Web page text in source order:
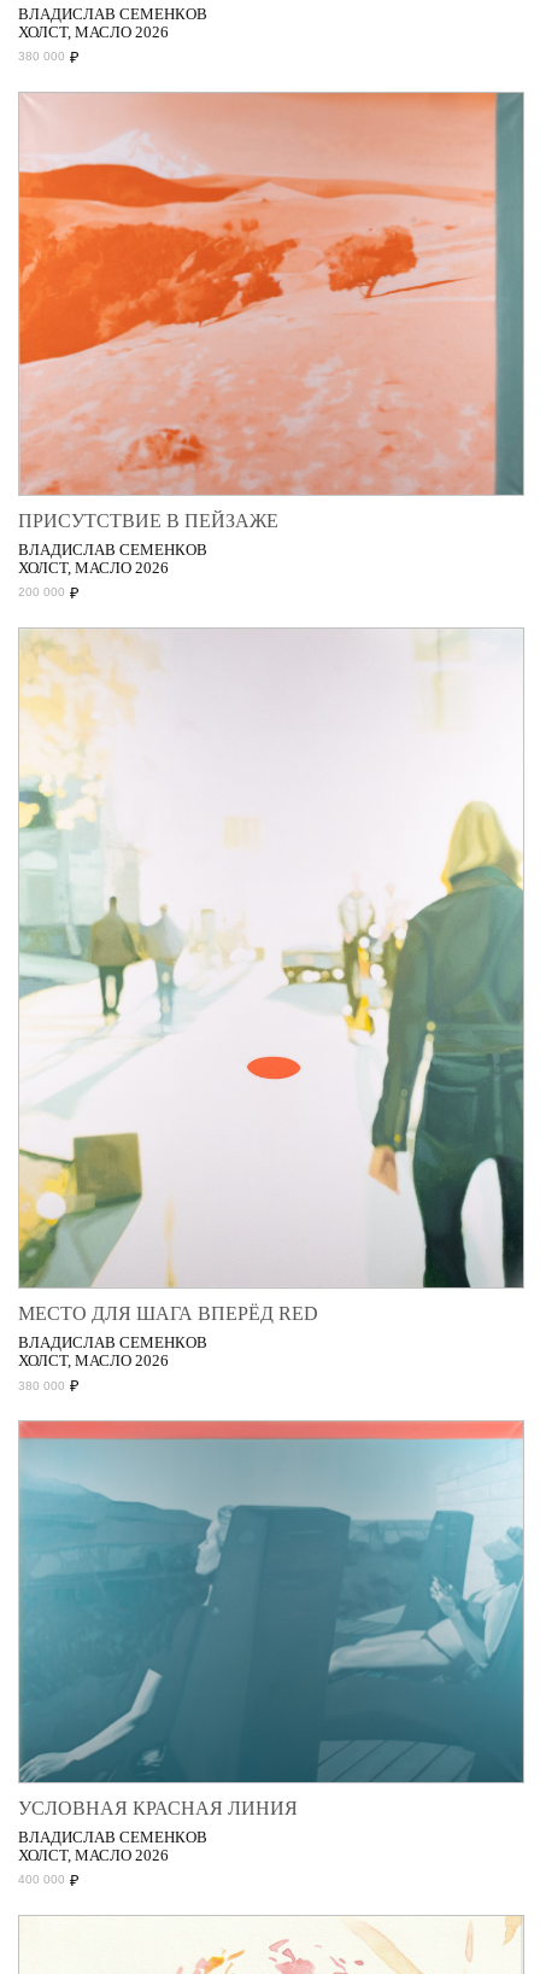
ВЛАДИСЛАВ СЕМЕНКОВ
ХОЛСТ, МАСЛО 2026
380 000 ₽
ПРИСУТСТВИЕ В ПЕЙЗАЖЕ
ВЛАДИСЛАВ СЕМЕНКОВ
ХОЛСТ, МАСЛО 2026
200 000 ₽
МЕСТО ДЛЯ ШАГА ВПЕРЁД RED
ВЛАДИСЛАВ СЕМЕНКОВ
ХОЛСТ, МАСЛО 2026
380 000 ₽
УСЛОВНАЯ КРАСНАЯ ЛИНИЯ
ВЛАДИСЛАВ СЕМЕНКОВ
ХОЛСТ, МАСЛО 2026
400 000 ₽